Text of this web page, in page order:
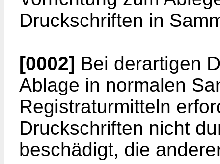
Druckschriften in
[0002] Bei derartigen
Ablage in normalen
Registraturmitteln
Druckschriften nicht
beschädigt, die